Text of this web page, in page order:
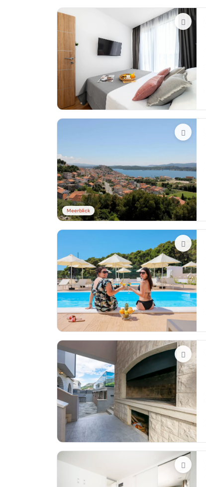
Meerblick